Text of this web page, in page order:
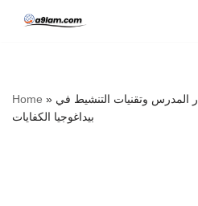
Home » المدرس وتقنيات التنشيط في
بيداغوجيا الكفايات